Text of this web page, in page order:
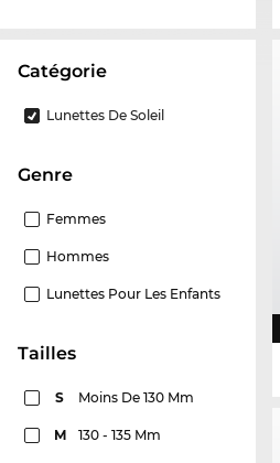
Catégorie
Lunettes De Soleil
Genre
Femmes
Hommes
Lunettes Pour Les Enfants
Tailles
S Moins De 130 Mm
M 130 - 135 Mm